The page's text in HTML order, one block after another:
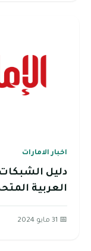
اخبار الامارات
دليل الشبكات
العربية
📅 31 مايو 2024